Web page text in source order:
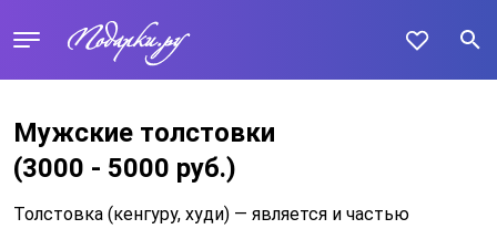
Мужские толстовки
(3000 - 5000 руб.)
Толстовка (кенгуру, худи) — является и частью